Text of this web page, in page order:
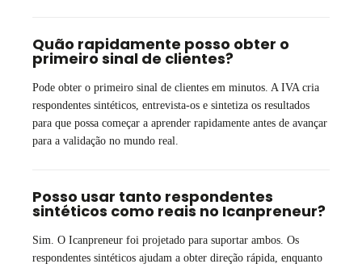
Quão rapidamente posso obter o
primeiro sinal de clientes?
Pode obter o primeiro sinal de clientes em minutos. A IVA cria
respondentes sintéticos, entrevista-os e sintetiza os resultados
para que possa começar a aprender rapidamente antes de avançar
para a validação no mundo real.
Posso usar tanto respondentes
sintéticos como reais no Icanpreneur?
Sim. O Icanpreneur foi projetado para suportar ambos. Os
respondentes sintéticos ajudam a obter direção rápida, enquanto